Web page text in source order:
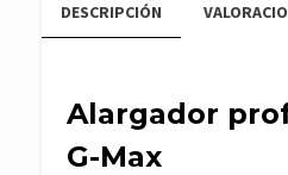
DESCRIPCIÓN
Alargador
G-Max